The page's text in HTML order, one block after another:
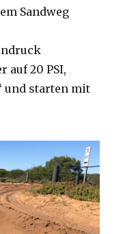
Sandweg
auf 20 PSI,
und starten mit